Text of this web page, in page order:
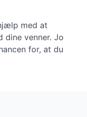
med at
dine venner. Jo
for, at du